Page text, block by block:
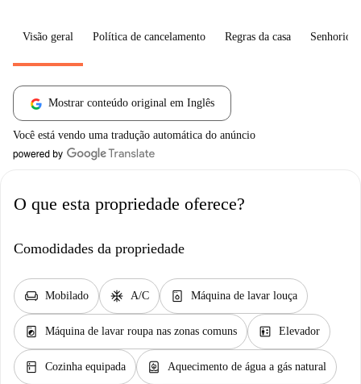
Visão geral Política de cancelamento Regras da casa Senhorio
Mostrar conteúdo original em Inglês
Você está vendo uma tradução automática do anúncio
O que esta propriedade oferece?
Comodidades da propriedade
chair Mobilado ac_unit A/C dishwasher_gen Máquina de lavar louça
local_laundry_service Máquina de lavar roupa nas zonas comuns elevator Elevador
kitchen Cozinha equipada water_heater Aquecimento de água a gás natural